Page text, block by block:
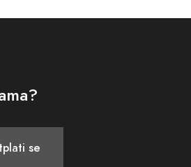
impresionirate svoje okruženje.
počinje ovdje - doživite našu
se